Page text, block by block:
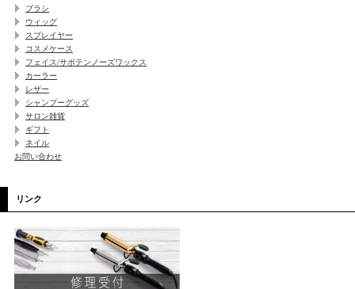
ブラシ
ウィッグ
スプレイヤー
コスメケース
フェイス/サボテンノーズワックス
カーラー
レザー
シャンプーグッズ
サロン雑貨
ギフト
ネイル
お問い合わせ
リンク